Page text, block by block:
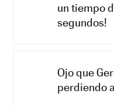
un tiempo
segundos!
Ojo que
perdiendo